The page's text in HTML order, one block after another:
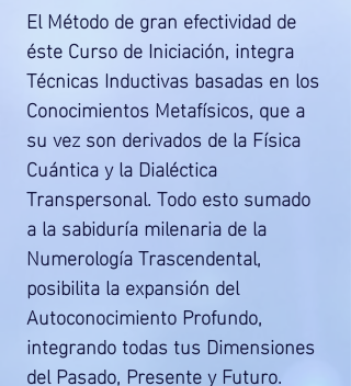
El Método de gran efectividad de
éste Curso de Iniciación, integra
Técnicas Inductivas basadas en los
Conocimientos Metafísicos, que a
su vez son derivados de la Física
Cuántica y la Dialéctica
Transpersonal. Todo esto sumado
a la sabiduría milenaria de la
Numerología Trascendental,
posibilita la expansión del
Autoconocimiento Profundo,
integrando todas tus Dimensiones
del Pasado, Presente y Futuro.